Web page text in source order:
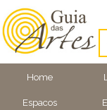
Home
Espacos